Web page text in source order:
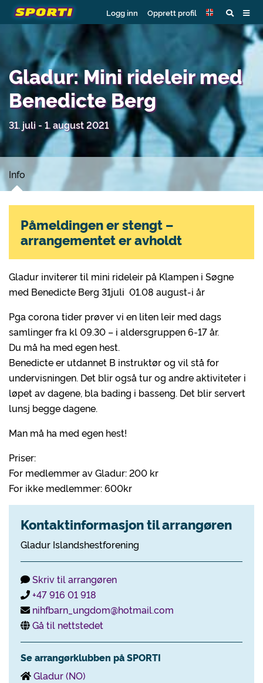
Logg inn Opprett profil
Gladur: Mini rideleir med
Benedicte Berg
31. juli - 1. august 2021
Info
Gladur inviterer til mini rideleir på Klampen i Søgne
med Benedicte Berg 31juli 01.08 august-i år
Pga corona tider prøver vi en liten leir med dags
samlinger fra kl 09.30 – i aldersgruppen 6-17 år.
Du må ha med egen hest.
Benedicte er utdannet B instruktør og vil stå for
undervisningen. Det blir også tur og andre aktiviteter i
løpet av dagene, bla bading i basseng. Det blir servert
lunsj begge dagene.
Man må ha med egen hest!
Priser:
For medlemmer av Gladur: 200 kr
For ikke medlemmer: 600kr
Kontaktinformasjon til arrangøren
Gladur Islandshestforening
Skriv til arrangøren
+47 916 01 918
nihfbarn_ungdom@hotmail.com
Gå til nettstedet
Se arrangørklubben på SPORTI
Gladur (NO)
Påmeldingen er stengt –
arrangementet er avholdt